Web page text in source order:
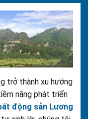
trở thành xu hướng
năng phát triển
động sản Lương